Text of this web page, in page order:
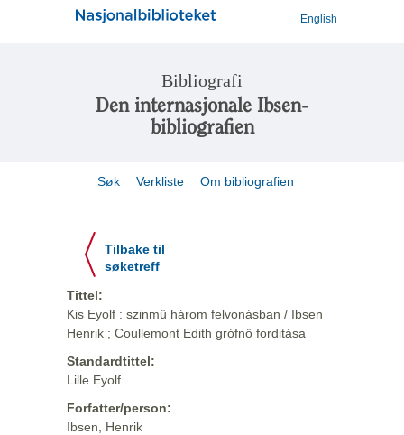
English
Bibliografi
Den internasjonale Ibsen-
bibliografien
Søk Verkliste Om bibliografien
Tilbake til
søketreff
Tittel:
Kis Eyolf : szinmű három felvonásban / Ibsen
Henrik ; Coullemont Edith grófnő forditása
Standardtittel:
Lille Eyolf
Forfatter/person:
Ibsen, Henrik